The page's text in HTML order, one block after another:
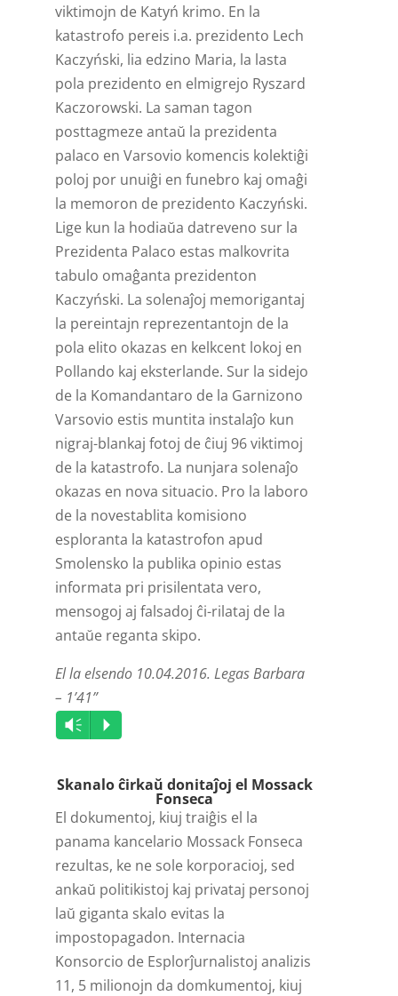
viktimojn de Katyń krimo. En la
katastrofo pereis i.a. prezidento Lech
Kaczyński, lia edzino Maria, la lasta
pola prezidento en elmigrejo Ryszard
Kaczorowski. La saman tagon
posttagmeze antaŭ la prezidenta
palaco en Varsovio komencis kolektiĝi
poloj por unuiĝi en funebro kaj omaĝi
la memoron de prezidento Kaczyński.
Lige kun la hodiaŭa datreveno sur la
Prezidenta Palaco estas malkovrita
tabulo omaĝanta prezidenton
Kaczyński. La solenaĵoj memorigantaj
la pereintajn reprezentantojn de la
pola elito okazas en kelkcent lokoj en
Pollando kaj eksterlande. Sur la sidejo
de la Komandantaro de la Garnizono
Varsovio estis muntita instalaĵo kun
nigraj-blankaj fotoj de ĉiuj 96 viktimoj
de la katastrofo. La nunjara solenaĵo
okazas en nova situacio. Pro la laboro
de la novestablita komisiono
esploranta la katastrofon apud
Smolensko la publika opinio estas
informata pri prisilentata vero,
mensogoj aj falsadoj ĉi-rilataj de la
antaŭe reganta skipo.
El la elsendo 10.04.2016. Legas Barbara
– 1’41”
Audio
Player
Vm P
Skanalo ĉirkaŭ donitaĵoj el Mossack
Fonseca
El dokumentoj, kiuj traiĝis el la
panama kancelario Mossack Fonseca
rezultas, ke ne sole korporacioj, sed
ankaŭ politikistoj kaj privataj personoj
laŭ giganta skalo evitas la
impostopagadon. Internacia
Konsorcio de Esplorĵurnalistoj analizis
11, 5 milionojn da domkumentoj, kiuj